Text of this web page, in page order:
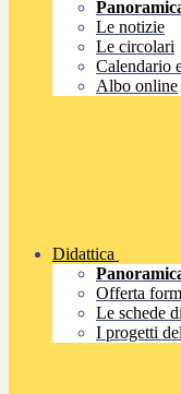
Le notizie
Le circolari
Calendario
Albo online
Didattica
Offerta
Le schede
I progetti